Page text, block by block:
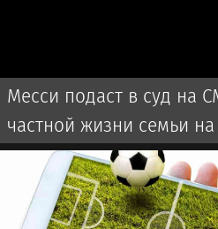
Месси подаст в суд на
частной жизни семьи